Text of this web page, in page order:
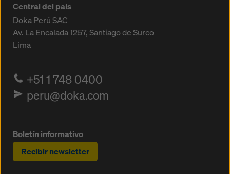
Central del país
Doka Perú SAC
Av. La Encalada 1257,Santiago de Surco
Lima
+51 1 748 0400
peru@doka.com
Boletín informativo
Recibir newsletter